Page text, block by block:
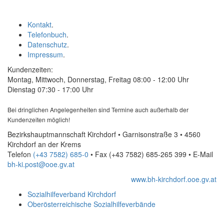
Kontakt.
Telefonbuch.
Datenschutz.
Impressum.
Kundenzeiten:
Montag, Mittwoch, Donnerstag, Freitag 08:00 - 12:00 Uhr
Dienstag 07:30 - 17:00 Uhr
Bei dringlichen Angelegenheiten sind Termine auch außerhalb der
Kundenzeiten möglich!
Bezirkshauptmannschaft Kirchdorf • Garnisonstraße 3 • 4560
Kirchdorf an der Krems
Telefon (+43 7582) 685-0 • Fax (+43 7582) 685-265 399 • E-Mail
bh-ki.post@ooe.gv.at
www.bh-kirchdorf.ooe.gv.at
Sozialhilfeverband Kirchdorf
Oberösterreichische Sozialhilfeverbände